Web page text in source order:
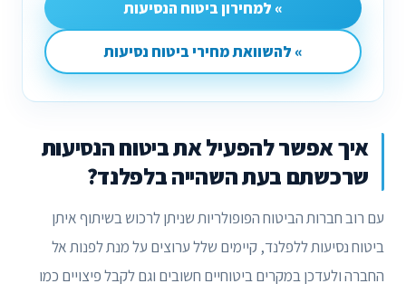
» למחירון ביטוח הנסיעות
» להשוואת מחירי ביטוח נסיעות
איך אפשר להפעיל את ביטוח הנסיעות
שרכשתם בעת השהייה בלפלנד?
עם רוב חברות הביטוח הפופולריות שניתן לרכוש בשיתוף איתן
ביטוח נסיעות ללפלנד, קיימים שלל ערוצים על מנת לפנות אל
החברה ולעדכן במקרים ביטוחיים חשובים וגם לקבל פיצויים כמו